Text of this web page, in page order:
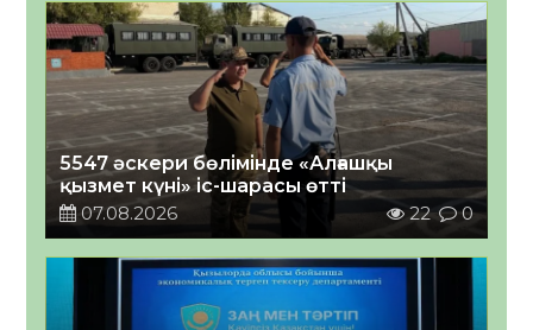
5547 әскери бөлімінде «Алғашқы
қызмет күні» іс-шарасы өтті
07.08.2026
22 0